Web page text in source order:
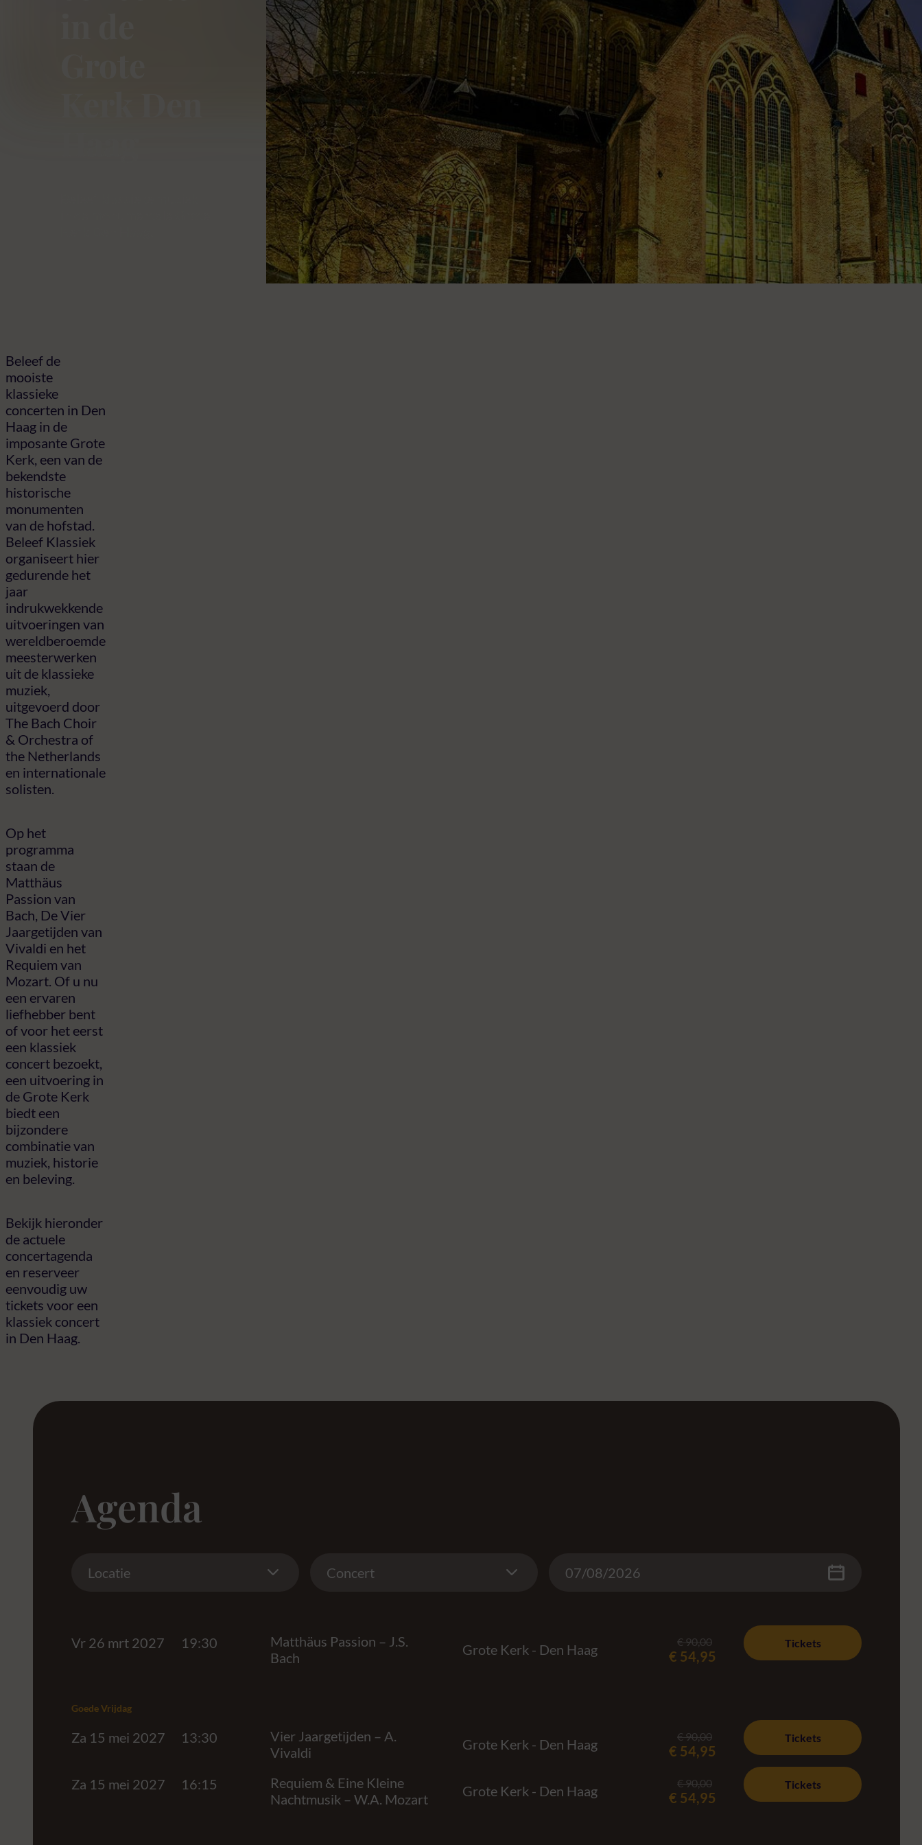
Beleef de
mooiste
klassieke
concerten in Den
Haag in de
imposante Grote
Kerk, een van de
bekendste
historische
monumenten
van de hofstad.
Beleef Klassiek
organiseert hier
gedurende het
jaar
indrukwekkende
uitvoeringen van
wereldberoemde
meesterwerken
uit de klassieke
muziek,
uitgevoerd door
The Bach Choir
& Orchestra of
the Netherlands
en internationale
solisten.
Op het
programma
staan de
Matthäus
Passion van
Bach, De Vier
Jaargetijden van
Vivaldi en het
Requiem van
Mozart. Of u nu
een ervaren
liefhebber bent
of voor het eerst
een klassiek
concert bezoekt,
een uitvoering in
de Grote Kerk
biedt een
bijzondere
combinatie van
muziek, historie
en beleving.
Bekijk hieronder
de actuele
concertagenda
en reserveer
eenvoudig uw
tickets voor een
klassiek concert
in Den Haag.
Agenda
Locatie Concert
Vr 26 mrt 2027 19:30
Matthäus Passion – J.S.
Bach
Grote Kerk - Den Haag € 90,00
€ 54,95
Tickets
Goede Vrijdag
Za 15 mei 2027 13:30
Vier Jaargetijden – A.
Vivaldi
Grote Kerk - Den Haag € 90,00
€ 54,95
Tickets
Za 15 mei 2027 16:15
Requiem & Eine Kleine
Nachtmusik – W.A. Mozart
Grote Kerk - Den Haag € 90,00
€ 54,95
Tickets